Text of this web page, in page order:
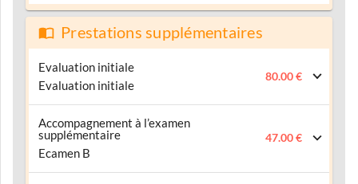
Prestations supplémentaires
Evaluation initiale
Evaluation initiale
80.00 €
Accompagnement à l’examen
supplémentaire
Ecamen B
47.00 €